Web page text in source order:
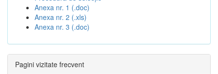
Anexa nr. 1 (.doc)
Anexa nr. 2 (.xls)
Anexa nr. 3 (.doc)
Pagini vizitate frecvent